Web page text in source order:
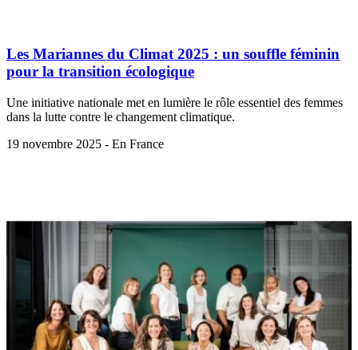
Les Mariannes du Climat 2025 : un souffle féminin
pour la transition écologique
Une initiative nationale met en lumière le rôle essentiel des femmes
dans la lutte contre le changement climatique.
19 novembre 2025 - En France